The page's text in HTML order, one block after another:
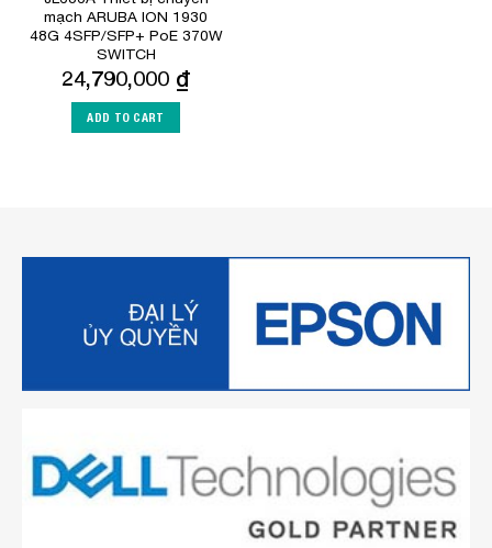
mạch ARUBA ION 1930
48G 4SFP/SFP+ PoE 370W
SWITCH
24,790,000 ₫
ADD TO CART